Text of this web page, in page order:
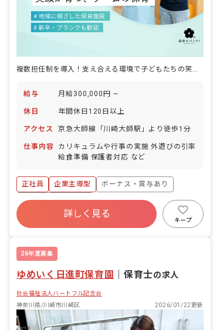
給与 月給300,000円 ~
休日 年間休日120日以上
アクセス 京急大師線「川崎大師駅」より徒歩1分
仕事内容
カリキュラムや行事の実施 外遊びの引率
給食準備 保護者対応 など
正社員 企業主導型
ボーナス・賞与あり
年間休日120日以上
寮・住宅・家賃補助あり
社会保険完備
昇給昇進あり
詳しく見る
キープ
26年度募集
ゆめいく日進町保育園 ｜保育士の求人
社会福祉法人ハートフル記念会
神奈川県/川崎市川崎区
2026/01/22更新